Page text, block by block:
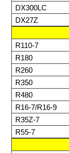
DX300LC
DX27Z
R110-7
R180
R260
R350
R480
R16-7/R16-9
R35Z-7
R55-7